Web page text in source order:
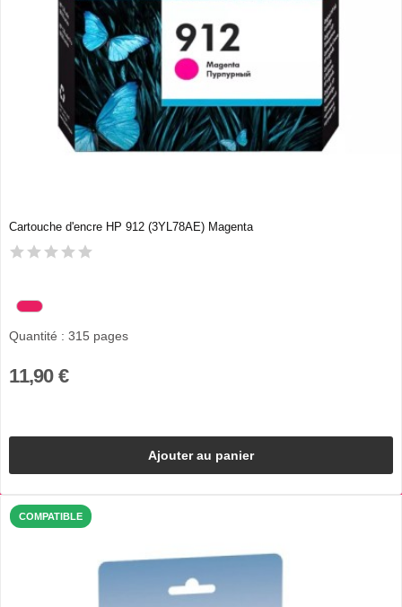
Cartouche d'encre HP 912 (3YL78AE) Magenta
Quantité : 315 pages
11,90 €
Ajouter au panier
COMPATIBLE